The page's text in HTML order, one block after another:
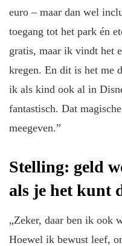
euro – maar dan wel
toegang tot het park én
gratis, maar ik vindt het
kregen. En dit is het me
ik als kind ook al in
fantastisch. Dat
meegeven.”
Stelling: geld
als je het kunt
„Zeker, daar ben ik ook
Hoewel ik bewust leef,